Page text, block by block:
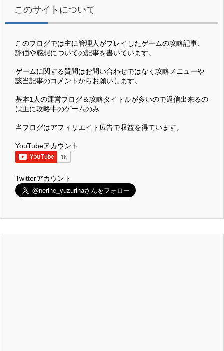
このサイトについて
このブログでは主に管理人がプレイしたゲームの攻略記事、
評価や感想についての記事を書いています。
ゲームに関する質問はお問い合わせではなく攻略メニューや
該当記事のコメントからお願いします。
基本1人の運営ブログ＆攻略タイトルが多いので返信出来るの
は主に攻略中のゲームのみ
当ブログはアフィリエイト広告で収益を得ています。
YouTubeアカウント
Twitterアカウント